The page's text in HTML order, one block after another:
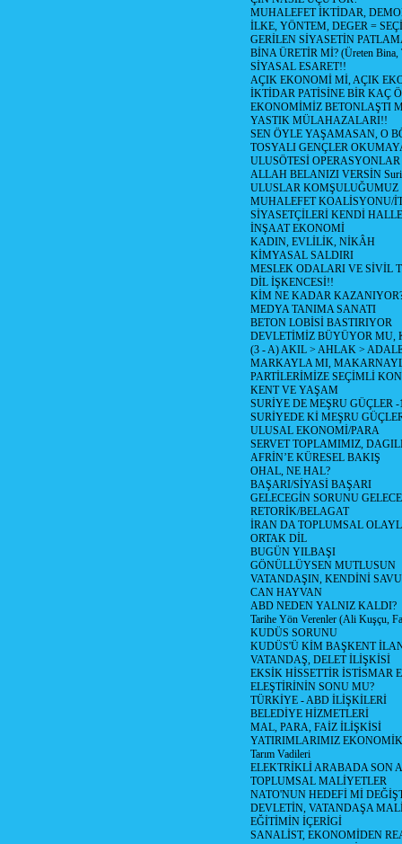
MUHALEFET İKTİDAR,
İLKE, YÖNTEM, DEGER =
GERİLEN SİYASETİN
BİNA ÜRETİR Mİ? (Üreten Bina,
SİYASAL ESARET!!
AÇIK EKONOMİ Mİ, AÇIK
İKTİDAR PATİSİNE BİR KAÇ
EKONOMİMİZ BETONLAŞTI
YASTIK MÜLAHAZALARI!!
SEN ÖYLE YAŞAMASAN, O
TOSYALI GENÇLER
ULUSÖTESİ OPERASYONLAR
ALLAH BELANIZI VERSİN
ULUSLAR KOMŞULUĞUMUZ
MUHALEFET KOALİSYONU/
SİYASETÇİLERİ KENDİ
İNŞAAT EKONOMİ
KADIN, EVLİLİK, NİKÂH
KİMYASAL SALDIRI
MESLEK ODALARI VE SİVİL
DİL İŞKENCESİ!!
KİM NE KADAR
MEDYA TANIMA SANATI
BETON LOBİSİ BASTIRIYOR
DEVLETİMİZ BÜYÜYOR MU,
(3 - A) AKIL > AHLAK >
MARKAYLA MI,
PARTİLERİMİZE SEÇİMLİ
KENT VE YAŞAM
SURİYE DE MEŞRU GÜÇLER -
SURİYEDE Kİ MEŞRU
ULUSAL EKONOMİ/PARA
SERVET TOPLAMIMIZ,
AFRİN’E KÜRESEL BAKIŞ
OHAL, NE HAL?
BAŞARI/SİYASİ BAŞARI
GELECEGİN SORUNU
RETORİK/BELAGAT
İRAN DA TOPLUMSAL
ORTAK DİL
BUGÜN YILBAŞI
GÖNÜLLÜYSEN MUTLUSUN
VATANDAŞIN, KENDİNİ
CAN HAYVAN
ABD NEDEN YALNIZ KALDI?
Tarihe Yön Verenler (Ali Kuşçu,
KUDÜS SORUNU
KUDÜS'Ü KİM BAŞKENT
VATANDAŞ, DELET İLİŞKİSİ
EKSİK HİSSETTİR İSTİSMAR
ELEŞTİRİNİN SONU MU?
TÜRKİYE - ABD İLİŞKİLERİ
BELEDİYE HİZMETLERİ
MAL, PARA, FAİZ İLİŞKİSİ
YATIRIMLARIMIZ
Tarım Vadileri
ELEKTRİKLİ ARABADA SON
TOPLUMSAL MALİYETLER
NATO'NUN HEDEFİ Mİ
DEVLETİN, VATANDAŞA
EĞİTİMİN İÇERİGİ
SANALİST, EKONOMİDEN